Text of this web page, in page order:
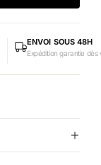
ENVOI SOUS 48H
Expédition garantie dès